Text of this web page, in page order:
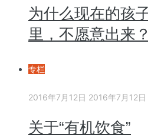
为什么现在的孩
里，不愿意出来？
专栏
2016年7月12日 2016年7月12日
关于“有机饮食”